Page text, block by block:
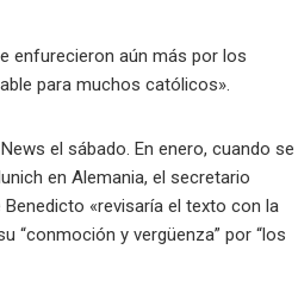
enfurecieron aún más por los
para muchos católicos».
el sábado. En enero, cuando se
en Alemania, el secretario
«revisaría el texto con la
“conmoción y vergüenza” por “los